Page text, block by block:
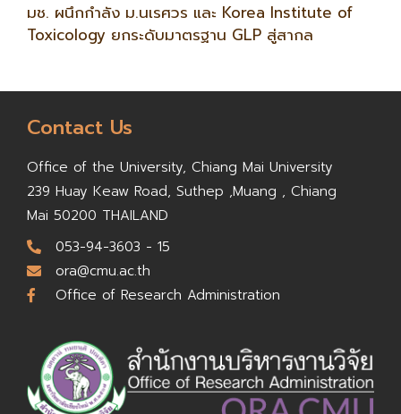
มช. ผนึกกำลัง ม.นเรศวร และ Korea Institute of
Toxicology ยกระดับมาตรฐาน GLP สู่สากล
Contact Us
Office of the University, Chiang Mai University
239 Huay Keaw Road, Suthep ,Muang , Chiang
Mai 50200 THAILAND
053-94-3603 - 15
ora@cmu.ac.th
Office of Research Administration